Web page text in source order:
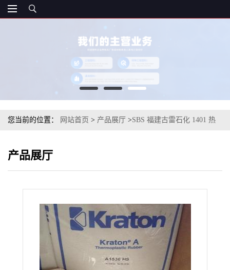
您当前的位置： 网站首页 > 产品展厅 >SBS 福建古雷石化 1401 热
产品展厅